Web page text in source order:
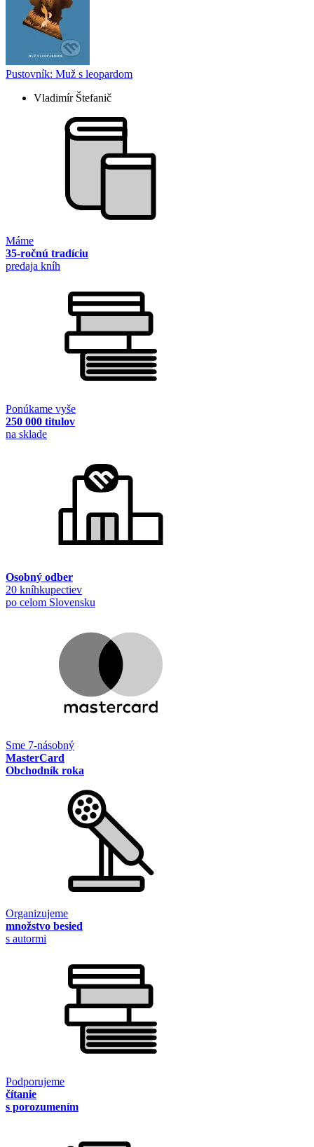
Pustovník: Muž s leopardom
Vladimír Štefanič
Máme
35-ročnú tradíciu
predaja kníh
Ponúkame vyše
250 000 titulov
na sklade
Osobný odber
20 kníhkupectiev
po celom Slovensku
Sme 7-násobný
MasterCard
Obchodník roka
Organizujeme
množstvo besied
s autormi
Podporujeme
čítanie
s porozumením